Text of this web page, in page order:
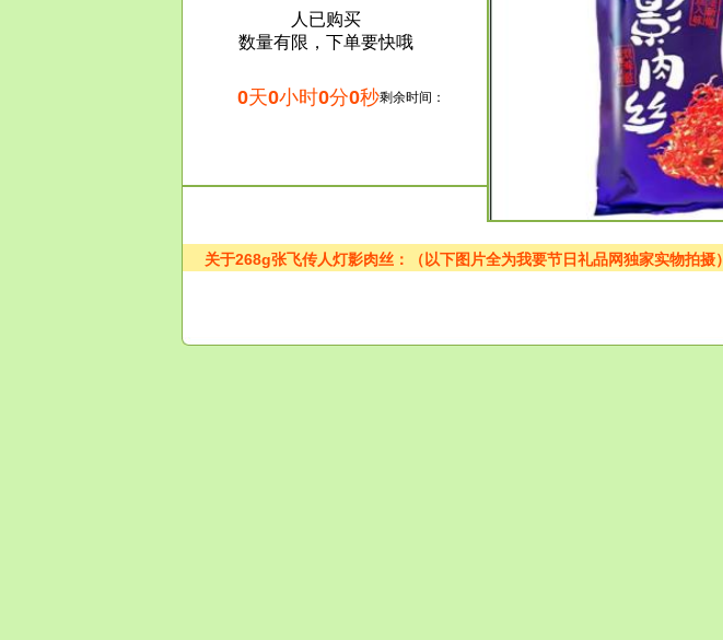
人已购买
数量有限，下单要快哦
剩余时间：
0天0小时0分0秒
关于268g张飞传人灯影肉丝：（以下图片全为我要节日礼品网独家实物拍摄）